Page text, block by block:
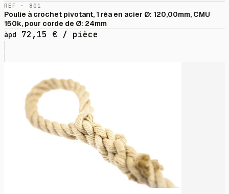
RÉF · 801
Poulie à crochet pivotant, 1 réa en acier Ø: 120,00mm, CMU
150k, pour corde de Ø: 24mm
àpd
72,15 € / pièce